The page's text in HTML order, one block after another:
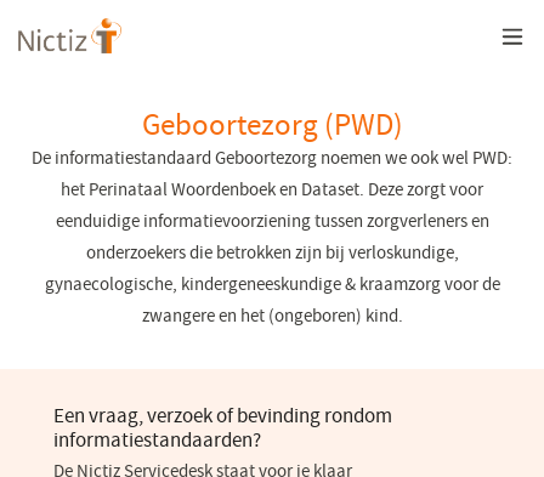
Overslaan
en
Geboortezorg (PWD)
De informatiestandaard Geboortezorg noemen we ook wel PWD:
het Perinataal Woordenboek en Dataset. Deze zorgt voor
eenduidige informatievoorziening tussen zorgverleners en
onderzoekers die betrokken zijn bij verloskundige,
gynaecologische, kindergeneeskundige & kraamzorg voor de
zwangere en het (ongeboren) kind.
Een vraag, verzoek of bevinding rondom
informatiestandaarden?
De Nictiz Servicedesk staat voor je klaar